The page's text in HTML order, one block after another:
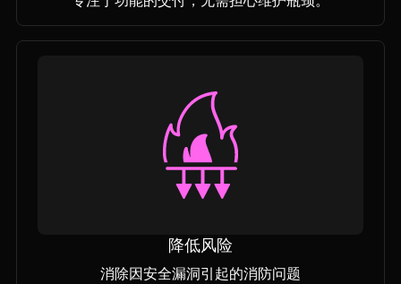
降低风险
消除因安全漏洞引起的消防问题